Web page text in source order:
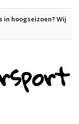
in hoogseizoen? Wij